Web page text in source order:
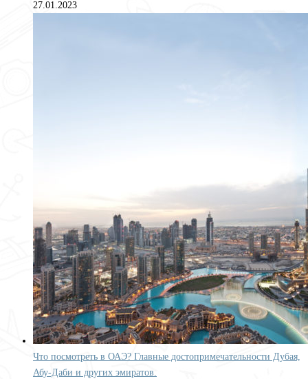
27.01.2023
Что посмотреть в ОАЭ? Главные достопримечательности Дубая,
Абу-Даби и других эмиратов.